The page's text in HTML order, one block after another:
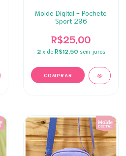
Molde Digital - Pochete
Sport 296
R$25,00
2 x de R$12,50 sem juros